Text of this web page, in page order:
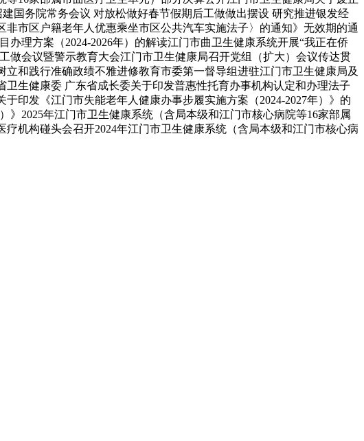
国务院常务会议 对放松做好春节假期后工做做出摆设 研究推进银发经
市区户籍老年人优惠乘坐市区公共汽车实施法子〉的通知》无效期的通
理方案（2024-2026年）的解读江门市曲卫生健康系统开展“我正在侨
做会议暨警示教育大会江门市卫生健康局召开党组（扩大）会议传达贯
和践行准确政绩不雅进修教育市委第一督导组进驻江门市卫生健康局及
生健康委 广东省成长委关于印发普惠性托育办事机构认定和办理法子
印发《江门市失能老年人健康办事步履实施方案（2024-2027年）》的
2025年江门市卫生健康系统（含局本级和江门市核心病院等16家部属
机构碰头会召开2024年江门市卫生健康系统（含局本级和江门市核心病